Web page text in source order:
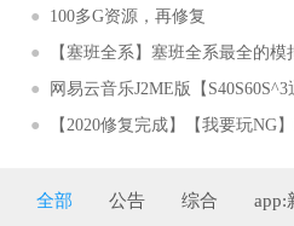
●
100多G资源，再修复
●
【塞班全系】塞班全系最全的模
●
网易云音乐J2ME版【S40S60S^3
●
【2020修复完成】【我要玩NG
全部 公告 综合 app: